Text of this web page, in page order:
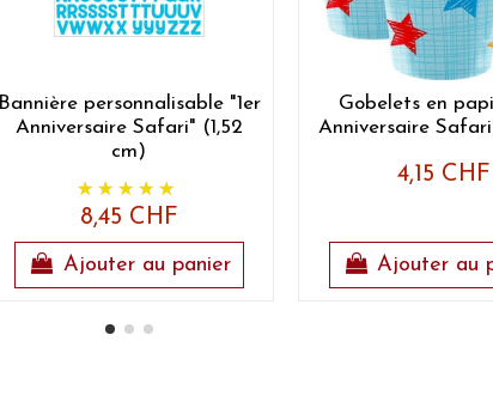
Bannière personnalisable "1er
Anniversaire Safari" (1,52
cm)
8,45 CHF
Ajouter au panier
Gobelets en
Anniversaire
4,15 CHF
Ajouter au